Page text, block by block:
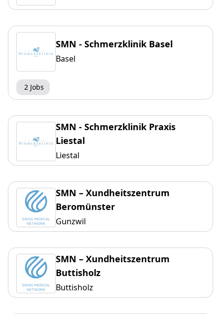
SMN - Schmerzklinik Basel
Basel
2 Jobs
SMN - Schmerzklinik Praxis
Liestal
Liestal
SMN – Xundheitszentrum
Beromünster
Gunzwil
SMN – Xundheitszentrum
Buttisholz
Buttisholz